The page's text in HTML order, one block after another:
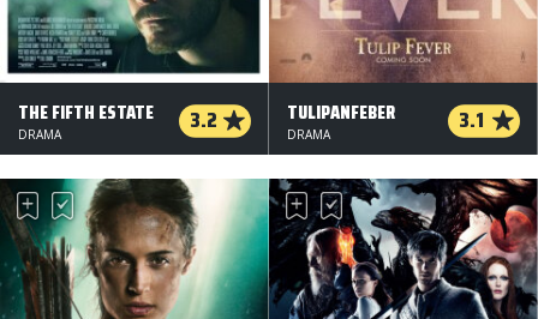
THE FIFTH ESTATE 3.2
DRAMA
TULIPANFEBER 3.1
DRAMA